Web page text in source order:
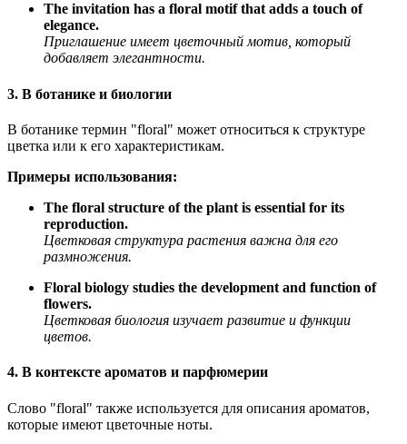
The invitation has a floral motif that adds a touch of
elegance.
Приглашение имеет цветочный мотив, который
добавляет элегантности.
3. В ботанике и биологии
В ботанике термин "floral" может относиться к структуре
цветка или к его характеристикам.
Примеры использования:
The floral structure of the plant is essential for its
reproduction.
Цветковая структура растения важна для его
размножения.
Floral biology studies the development and function of
flowers.
Цветковая биология изучает развитие и функции
цветов.
4. В контексте ароматов и парфюмерии
Слово "floral" также используется для описания ароматов,
которые имеют цветочные ноты.